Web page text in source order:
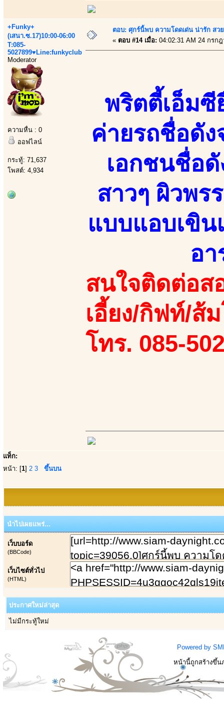
+Funky+
(เสนา.ซ.17)10:00-06:00
T:085-
5027899♥Line:funkyclub
Moderator
ความหื่น : 0
ออฟไลน์
กระทู้: 71,637
โพสต์: 4,934
ตอบ: ศุกร์นี้พบ ความโดดเด่น น่ารัก สว
« ตอบ #14 เมื่อ: 04:02:31 AM 24 กรก
พริตตี้เอ็มซี
ค่ายรถชื่อดัง
เอกชนชื่อ
สาวๆ ผิวพร
แบบแอบเขิน
อ
สนใจติดต่อส
เอี้ยง/กิฟท์/ส้
โทร. 085-
แท็ก:
หน้า: [1] 2 3 ขึ้นบน
นำไปเผยแพร่...
เว็บบอร์ด
(BBCode)
เว็บไซต์ทั่วไป
(HTML)
ประกาศใหม่ล่าสุด
ไม่มีกระทู้ใหม่
Powered by
หน้านี้ถูกสร้างขึ้น